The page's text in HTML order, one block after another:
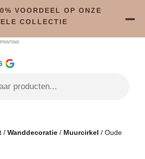
/Wanddecoratie / Muurcirkel / Oude
VOORDEEL OP ONZE
COLLECTIE